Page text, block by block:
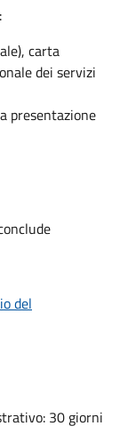
carta
dei servizi
presentazione
del
30 giorni